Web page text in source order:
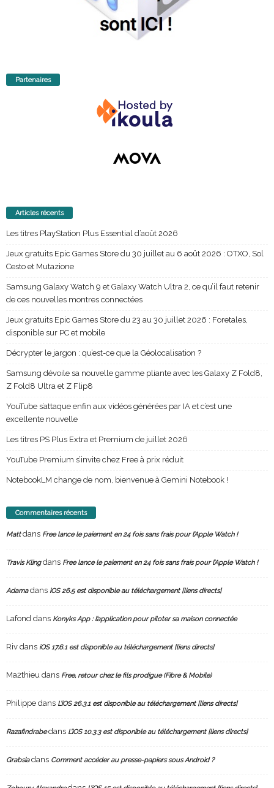
Partenaires
Articles récents
Les titres PlayStation Plus Essential d’août 2026
Jeux gratuits Epic Games Store du 30 juillet au 6 août 2026 : OTXO, Sol
Cesto et Mutazione
Samsung Galaxy Watch 9 et Galaxy Watch Ultra 2, ce qu’il faut retenir
de ces nouvelles montres connectées
Jeux gratuits Epic Games Store du 23 au 30 juillet 2026 : Foretales,
disponible sur PC et mobile
Décrypter le jargon : qu’est-ce que la Géolocalisation ?
Samsung dévoile sa nouvelle gamme pliante avec les Galaxy Z Fold8,
Z Fold8 Ultra et Z Flip8
YouTube s’attaque enfin aux vidéos générées par IA et c’est une
excellente nouvelle
Les titres PS Plus Extra et Premium de juillet 2026
YouTube Premium s’invite chez Free à prix réduit
NotebookLM change de nom, bienvenue à Gemini Notebook !
Commentaires récents
Mattdans Free lance le paiement en 24 fois sans frais pour l’Apple Watch !
Travis Klingdans Free lance le paiement en 24 fois sans frais pour l’Apple Watch !
Adamadans iOS 26.5 est disponible au téléchargement [liens directs]
Lafond dans Konyks App : l’application pour piloter sa maison connectée
Riv dans iOS 17.6.1 est disponible au téléchargement [liens directs]
Ma2thieu dans Free, retour chez le fils prodigue (Fibre & Mobile)
Philippe dans L’iOS 26.3.1 est disponible au téléchargement [liens directs]
Razafindrabedans L’iOS 10.3.3 est disponible au téléchargement [liens directs]
Grabsiadans Comment accéder au presse-papiers sous Android ?